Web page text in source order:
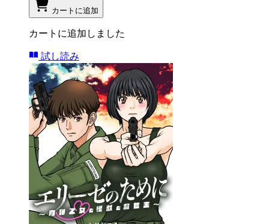
カートに追加
カートに追加しました
試し読み